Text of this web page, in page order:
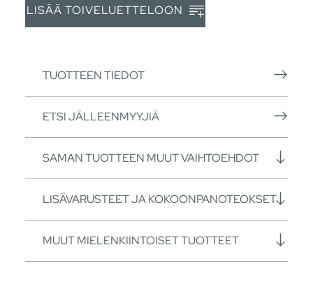
LISÄÄ TOIVELUETTELOON
TUOTTEEN TIEDOT
ETSI JÄLLEENMYYJIÄ
SAMAN TUOTTEEN MUUT VAIHTOEHDOT
LISÄVARUSTEET JA KOKOONPANOTEOKSET
MUUT MIELENKIINTOISET TUOTTEET